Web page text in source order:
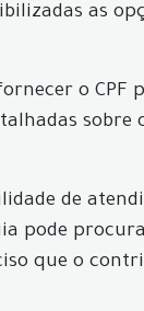
as
o
sobre
de
pode
que o